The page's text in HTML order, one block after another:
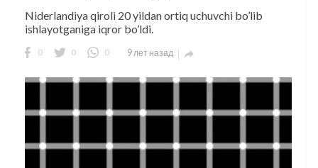
Niderlandiya qiroli 20 yildan ortiq uchuvchi bo’lib
ishlayotganiga iqror bo’ldi.
0 0 0 9 лет назад 